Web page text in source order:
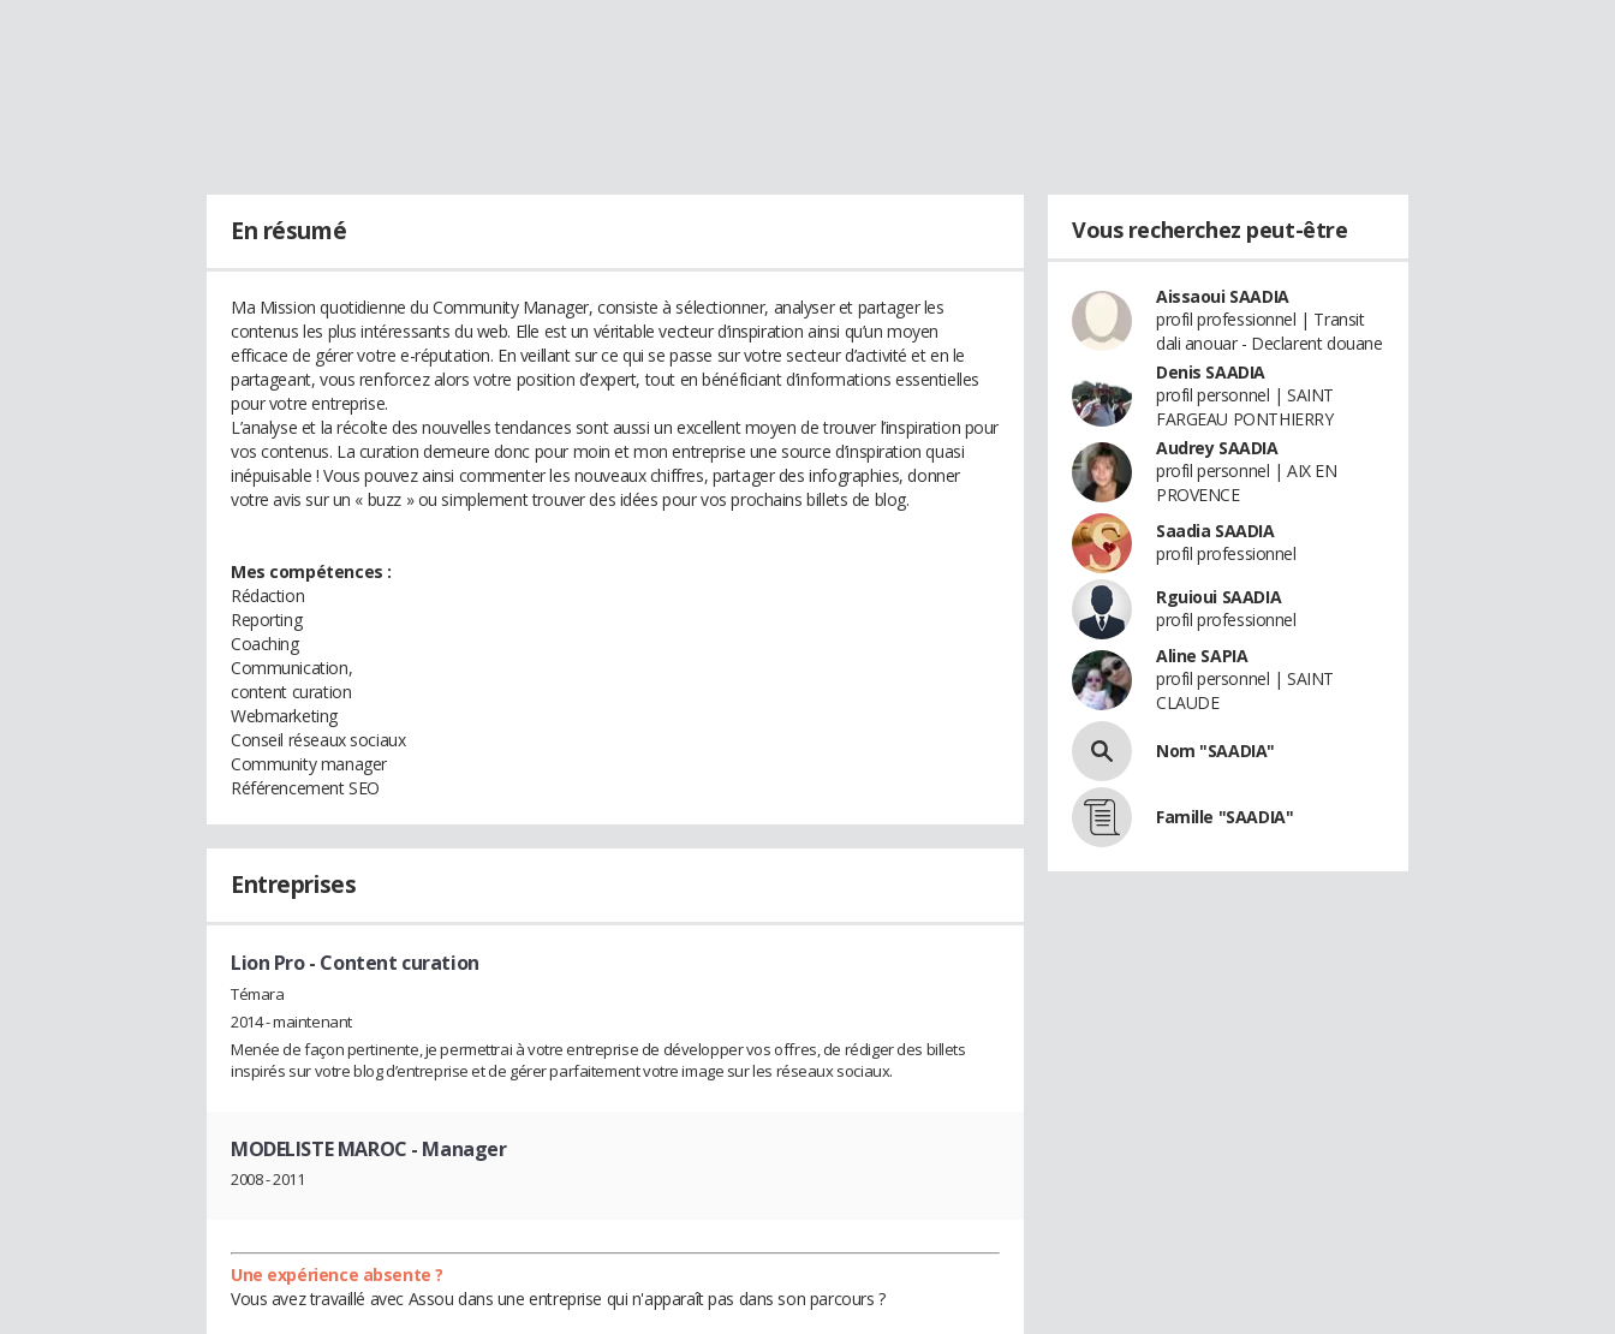
En résumé
Ma Mission quotidienne du Community Manager, consiste à sélectionner, analyser et partager les
contenus les plus intéressants du web. Elle est un véritable vecteur d’inspiration ainsi qu’un moyen
efficace de gérer votre e-réputation. En veillant sur ce qui se passe sur votre secteur d’activité et en le
partageant, vous renforcez alors votre position d’expert, tout en bénéficiant d’informations essentielles
pour votre entreprise.
L’analyse et la récolte des nouvelles tendances sont aussi un excellent moyen de trouver l’inspiration pour
vos contenus. La curation demeure donc pour moin et mon entreprise une source d’inspiration quasi
inépuisable ! Vous pouvez ainsi commenter les nouveaux chiffres, partager des infographies, donner
votre avis sur un « buzz » ou simplement trouver des idées pour vos prochains billets de blog.
Mes compétences :
Rédaction
Reporting
Coaching
Communication,
content curation
Webmarketing
Conseil réseaux sociaux
Community manager
Référencement SEO
Entreprises
Lion Pro- Content curation
Témara
2014 - maintenant
Menée de façon pertinente, je permettrai à votre entreprise de développer vos offres, de rédiger des billets
inspirés sur votre blog d’entreprise et de gérer parfaitement votre image sur les réseaux sociaux.
MODELISTE MAROC - Manager
2008 - 2011
Une expérience absente ?
Vous avez travaillé avec Assou dans une entreprise qui n'apparaît pas dans son parcours ?
Vous recherchez peut-être
Aissaoui SAADIA
profil professionnel | Transit
dali anouar - Declarent douane
Denis SAADIA
profil personnel | SAINT
FARGEAU PONTHIERRY
Audrey SAADIA
profil personnel | AIX EN
PROVENCE
Saadia SAADIA
profil professionnel
Rguioui SAADIA
profil professionnel
Aline SAPIA
profil personnel | SAINT
CLAUDE
Nom "SAADIA"
Famille "SAADIA"